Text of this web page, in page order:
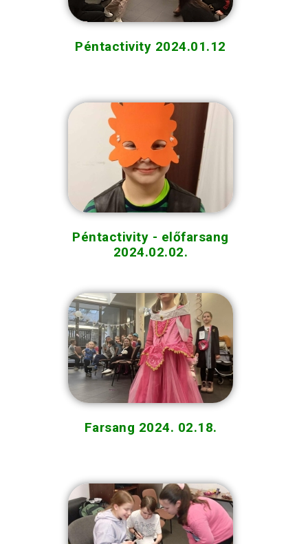
Péntactivity 2024.01.12
Péntactivity - előfarsang
2024.02.02.
Farsang 2024. 02.18.